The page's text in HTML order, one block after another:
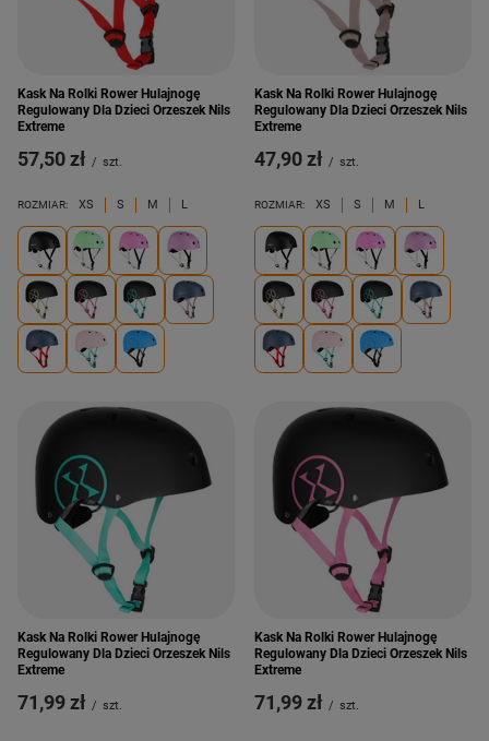
Kask Na Rolki Rower Hulajnogę
Regulowany Dla Dzieci Orzeszek Nils
Extreme
57,50 zł / szt.
ROZMIAR: XS S M L
Kask Na Rolki Rower Hulajnogę
Regulowany Dla Dzieci Orzeszek Nils
Extreme
47,90 zł / szt.
ROZMIAR: XS S M L
Kask Na Rolki Rower Hulajnogę
Regulowany Dla Dzieci Orzeszek Nils
Extreme
71,99 zł / szt.
Kask Na Rolki Rower Hulajnogę
Regulowany Dla Dzieci Orzeszek Nils
Extreme
71,99 zł / szt.